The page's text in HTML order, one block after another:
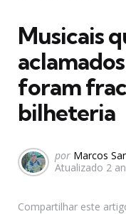
Musicais
foram
bilheteria
Postado
por
por Marcos
Atualizado 2
Compartilhar este